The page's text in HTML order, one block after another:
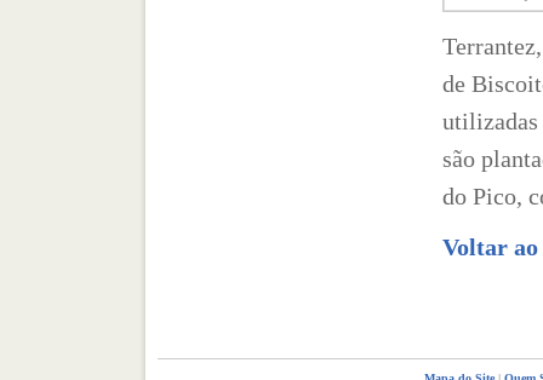
de
utilizadas
são
do Pico,
Voltar ao